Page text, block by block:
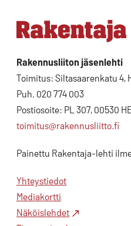
Rakennusliiton jäsenlehti
Toimitus: Siltasaarenkatu 4,
Puh. 020 774 003
Postiosoite: PL 307, 00530
toimitus@rakennusliitto.fi
Painettu Rakentaja-lehti
Yhteystiedot
Mediakortti
Näköislehdet